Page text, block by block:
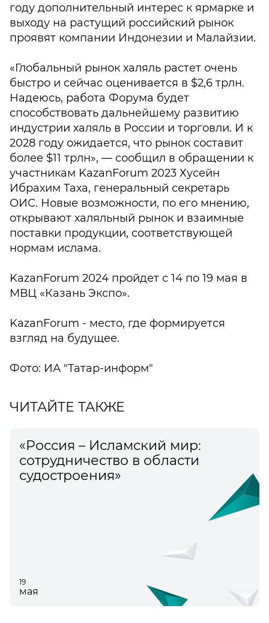
году дополнительный интерес к ярмарке и
выходу на растущий российский рынок
проявят компании Индонезии и Малайзии.
«Глобальный рынок халяль растет очень
быстро и сейчас оценивается в $2,6 трлн.
Надеюсь, работа Форума будет
способствовать дальнейшему развитию
индустрии халяль в России и торговли. И к
2028 году ожидается, что рынок составит
более $11 трлн», — сообщил в обращении к
участникам KazanForum 2023 Хусейн
Ибрахим Таха, генеральный секретарь
ОИС. Новые возможности, по его мнению,
открывают халяльный рынок и взаимные
поставки продукции, соответствующей
нормам ислама.
KazanForum 2024 пройдет с 14 по 19 мая в
МВЦ «Казань Экспо».
KazanForum - место, где формируется
взгляд на будущее.
Фото: ИА "Татар-информ"
ЧИТАЙТЕ ТАКЖЕ
«Россия – Исламский мир:
сотрудничество в области
судостроения»
19
мая